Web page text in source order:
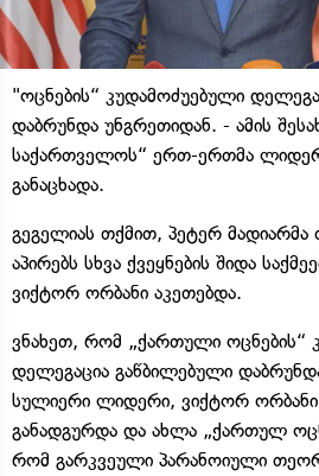
"ოცნების“ კუდამოძუებული
დაბრუნდა უნგრეთიდან. - ამის
საქართველოს“ ერთ-ერთმა
განაცხადა.
გეგელიას თქმით, პეტერ
აპირებს სხვა ქვეყნების შიდა
ვიქტორ ორბანი აკეთებდა.
ვნახეთ, რომ „ქართული ოცნების“
დელეგაცია გაწბილებული
სულიერი ლიდერი, ვიქტორ
განადგურდა და ახლა „ქართულ
რომ გარკვეული პარანოიული